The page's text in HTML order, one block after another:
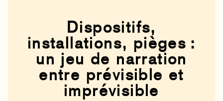
Dispositifs,
installations, pièges :
un jeu de narration
entre prévisible et
imprévisible